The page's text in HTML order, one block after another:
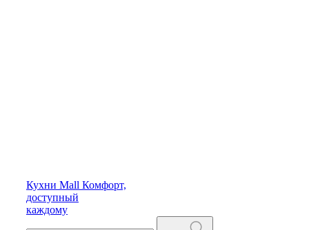
Кухни Mall Комфорт,
доступный
каждому